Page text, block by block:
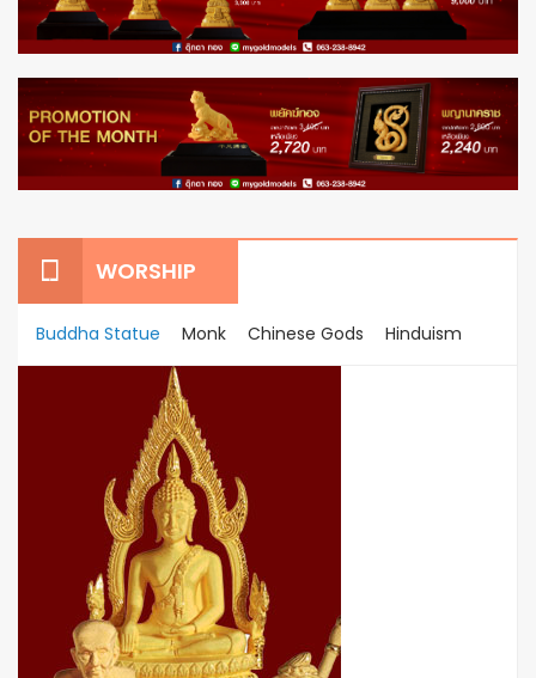
WORSHIP
Buddha Statue Monk Chinese Gods Hinduism